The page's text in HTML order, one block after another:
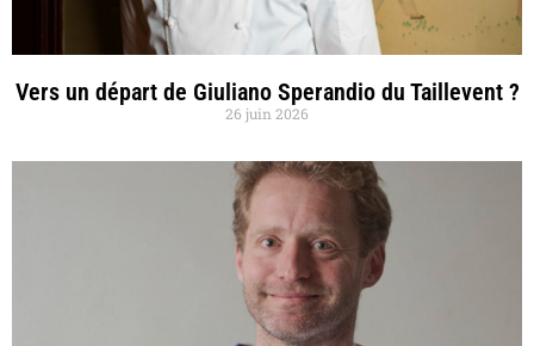
Vers un départ de Giuliano Sperandio du Taillevent ?
26 juin 2026